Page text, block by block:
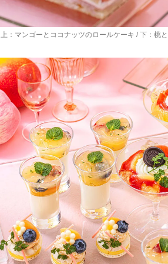
上：マンゴーとココナッツのロールケーキ / 下：桃